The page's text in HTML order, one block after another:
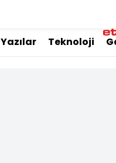
Yazılar Teknoloji